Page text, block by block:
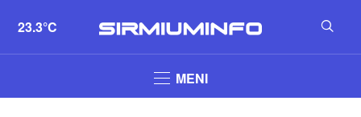
23.3°C
MENI